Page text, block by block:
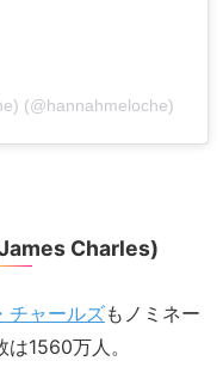
(@hannahmeloche)
Charles)
チャールズもノミネー
1560万人。